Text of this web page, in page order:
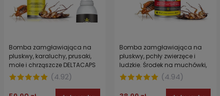
Bomba zamgławiająca na
pluskwy, karaluchy, prusaki,
mole i chrząszcze DELTACAPS
FORTE zabezpiecza do 100 m3
(4.92)
Bomba zamgławiająca na
pluskwy, pchły zwierzęce i
ludzkie. Środek na muchówki,
komary, karaczany i pająki
4INSECT BOMB STRONG 400 ml
(4.94)